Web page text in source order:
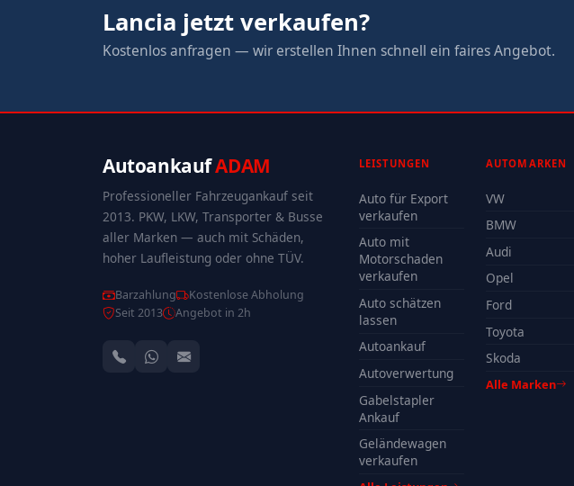
Lancia jetzt verkaufen?
Kostenlos anfragen — wir erstellen Ihnen schnell ein faires Angebot.
AutoankaufADAM
Professioneller Fahrzeugankauf seit
2013. PKW, LKW, Transporter & Busse
aller Marken — auch mit Schäden,
hoher Laufleistung oder ohne TÜV.
Barzahlung
Kostenlose Abholung
Seit 2013
Angebot in 2h
LEISTUNGEN
Auto für Export
verkaufen
Auto mit
Motorschaden
verkaufen
Auto schätzen
lassen
Autoankauf
Autoverwertung
Gabelstapler
Ankauf
Geländewagen
verkaufen
AUTOMARKEN
VW
BMW
Audi
Opel
Ford
Toyota
Skoda
Alle Marken